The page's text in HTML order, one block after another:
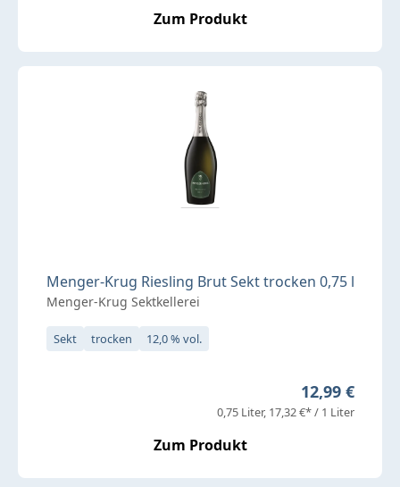
Zum Produkt
Menger-Krug Riesling Brut Sekt trocken 0,75 l
Menger-Krug Sektkellerei
Sekt trocken 12,0 % vol.
Regulärer
12,99 €
0,75 Liter 17,32 €* / 1 Liter
Zum Produkt